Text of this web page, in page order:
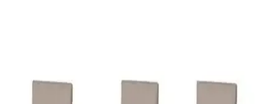
Gelin Çiçeği Tasarımı